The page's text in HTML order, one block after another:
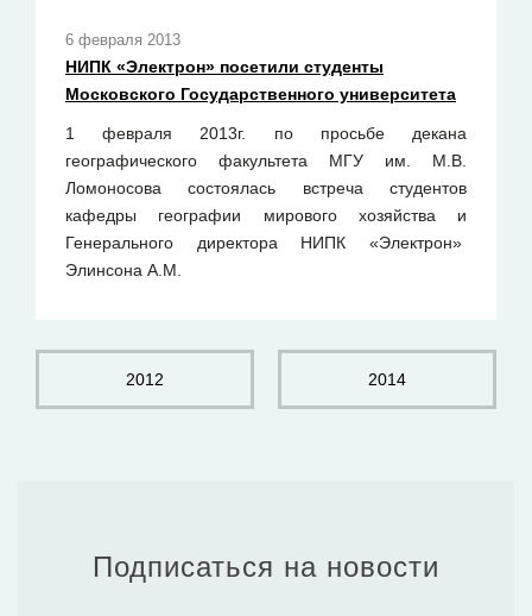
6 февраля 2013
НИПК «Электрон» посетили студенты
Московского Государственного университета
1 февраля 2013г. по просьбе декана
географического факультета МГУ им. М.В.
Ломоносова состоялась встреча студентов
кафедры географии мирового хозяйства и
Генерального директора НИПК «Электрон»
Элинсона А.М.
2012 2014
Подписаться на новости